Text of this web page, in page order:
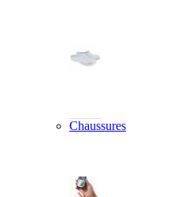
Chaussures